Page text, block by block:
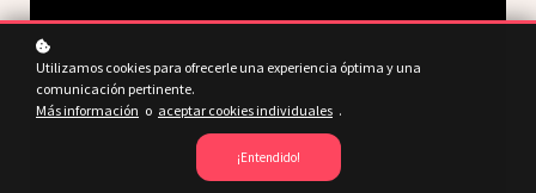
Utilizamos cookies para ofrecerle una experiencia óptima y una
comunicación pertinente.
Más información o aceptar cookies individuales .
¡Entendido!